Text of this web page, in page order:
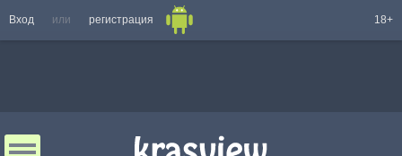
Вход или регистрация 18+